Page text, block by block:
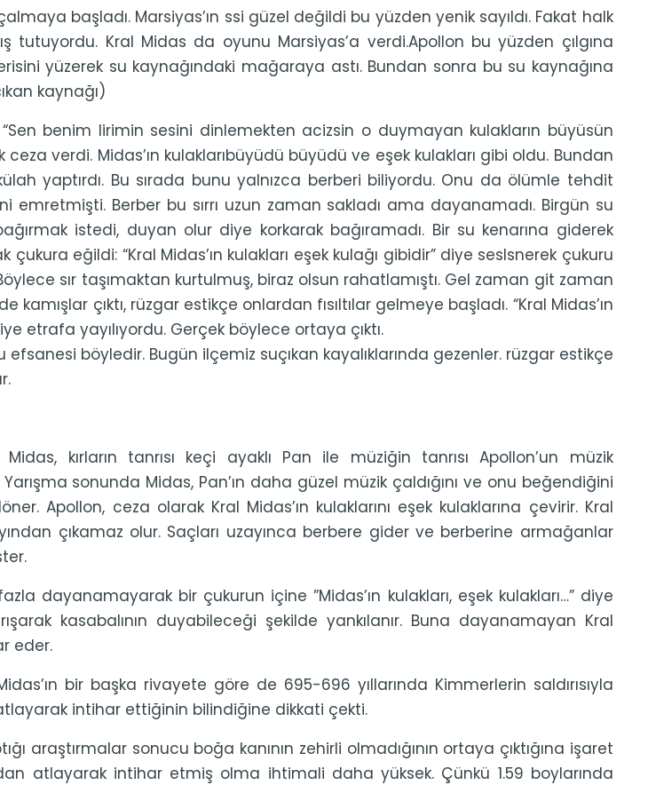
başladı. Marsiyas’ın ssi güzel değildi bu yüzden yenik sayıldı. Fakat halk
tutuyordu. Kral Midas da oyunu Marsiyas’a verdi.Apollon bu yüzden çılgına
yüzerek su kaynağındaki mağaraya astı. Bundan sonra bu su kaynağına
kaynağı)
“Sen benim lirimin sesini dinlemekten acizsin o duymayan kulakların büyüsün
ceza verdi. Midas’ın kulaklarıbüyüdü büyüdü ve eşek kulakları gibi oldu. Bundan
yaptırdı. Bu sırada bunu yalnızca berberi biliyordu. Onu da ölümle tehdit
emretmişti. Berber bu sırrı uzun zaman sakladı ama dayanamadı. Birgün su
istedi, duyan olur diye korkarak bağıramadı. Bir su kenarına giderek
eğildi: “Kral Midas’ın kulakları eşek kulağı gibidir” diye seslsnerek çukuru
sır taşımaktan kurtulmuş, biraz olsun rahatlamıştı. Gel zaman git zaman
çıktı, rüzgar estikçe onlardan fısıltılar gelmeye başladı. “Kral Midas’ın
etrafa yayılıyordu. Gerçek böylece ortaya çıktı.
efsanesi böyledir. Bugün ilçemiz suçıkan kayalıklarında gezenler. rüzgar estikçe
kırların tanrısı keçi ayaklı Pan ile müziğin tanrısı Apollon’un müzik
sonunda Midas, Pan’ın daha güzel müzik çaldığını ve onu beğendiğini
Apollon, ceza olarak Kral Midas’ın kulaklarını eşek kulaklarına çevirir. Kral
çıkamaz olur. Saçları uzayınca berbere gider ve berberine armağanlar
dayanamayarak bir çukurun içine ”Midas’ın kulakları, eşek kulakları…” diye
kasabalının duyabileceği şekilde yankılanır. Buna dayanamayan Kral
eder.
bir başka rivayete göre de 695-696 yıllarında Kimmerlerin saldırısıyla
intihar ettiğinin bilindiğine dikkati çekti.
araştırmalar sonucu boğa kanının zehirli olmadığının ortaya çıktığına işaret
atlayarak intihar etmiş olma ihtimali daha yüksek. Çünkü 1.59 boylarında